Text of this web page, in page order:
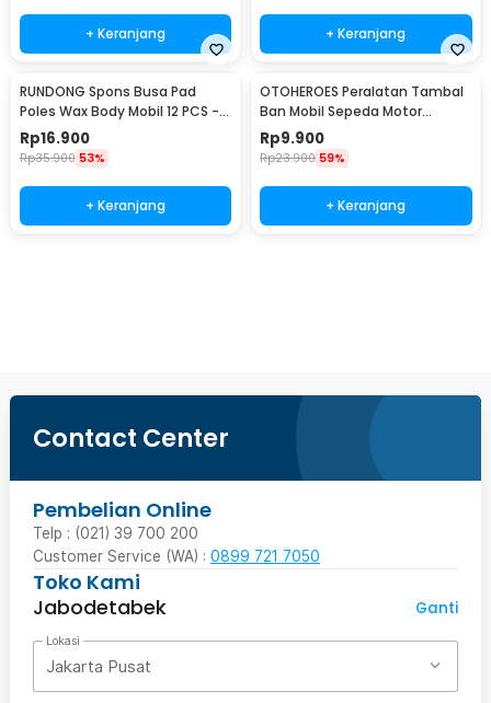
+ Keranjang + Keranjang
RUNDONG Spons Busa Pad
Poles Wax Body Mobil 12 PCS -
R2010
Rp16.900
Rp35.900 53%
+ Keranjang
OTOHEROES Peralatan Tambal
Ban Mobil Sepeda Motor
Tubeless - KBTB02
Rp9.900
Rp23.900 59%
+ Keranjang
Contact Center
Pembelian Online
Telp : (021) 39 700 200
Customer Service (WA) : 0899 721 7050
Toko Kami
Jabodetabek
Ganti
Lokasi
Jakarta Pusat